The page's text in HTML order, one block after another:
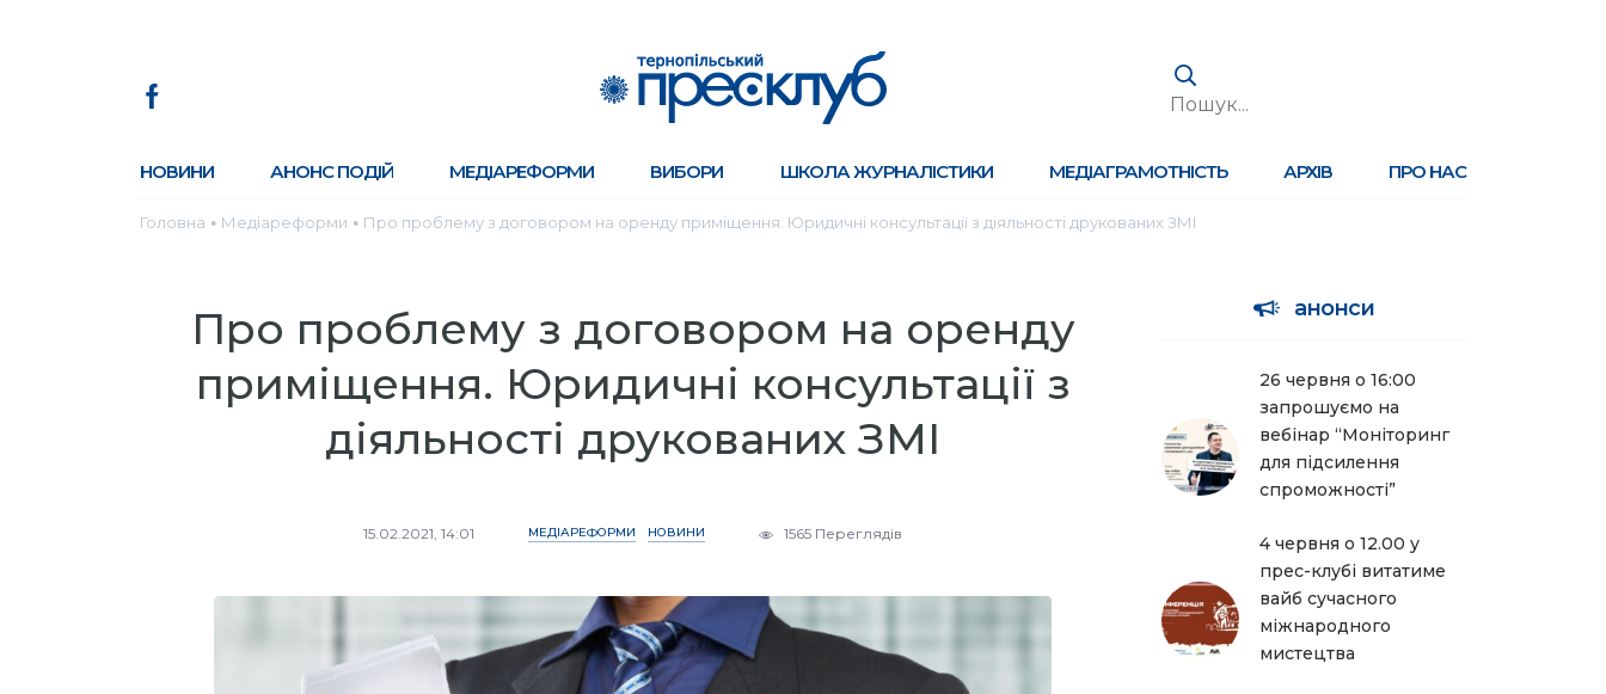
НОВИНИ АНОНС ПОДІЙ МЕДІАРЕФОРМИ ВИБОРИ ШКОЛА ЖУРНАЛІСТИКИ МЕДІАГРАМОТНІСТЬ АРХІВ ПРО НАС
Головна ● Медіареформи ● Про проблему з договором на оренду приміщення. Юридичні консультації з діяльності друкованих ЗМІ
Про проблему з договором на оренду
приміщення. Юридичні консультації з
діяльності друкованих ЗМІ
15.02.2021, 14:01 МЕДІАРЕФОРМИ НОВИНИ 1565 Переглядів
анонси
26 червня о 16:00
запрошуємо на
вебінар “Моніторинг
для підсилення
спроможності”
4 червня о 12.00 у
прес-клубі витатиме
вайб сучасного
міжнародного
мистецтва